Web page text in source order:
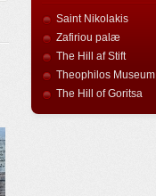
Saint Nikolakis
Zafiriou palæ
The Hill af Stift
Theophilos Museum
The Hill of Goritsa